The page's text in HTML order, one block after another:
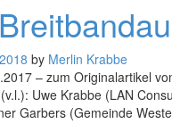
by Merlin Krabbe
– zum
Uwe Krabbe (LAN
Garbers (Gemeinde